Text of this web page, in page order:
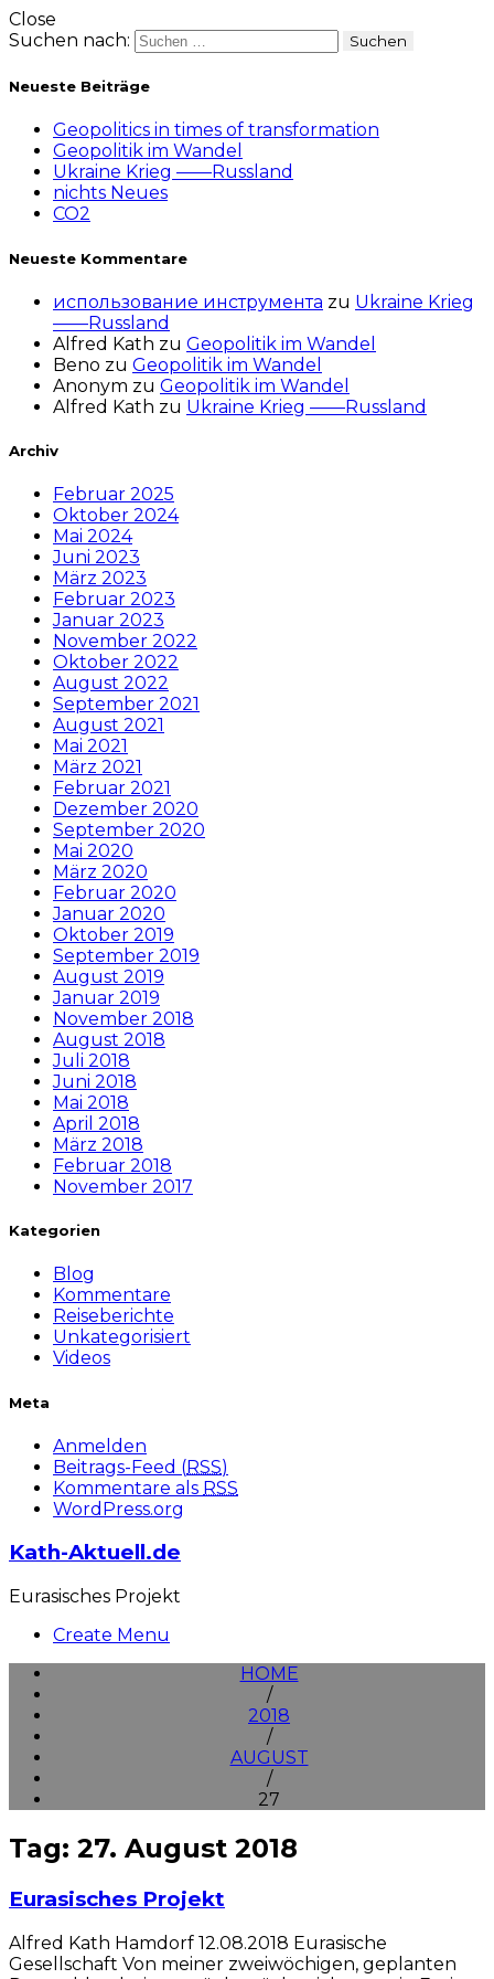
Close
Suchen nach:
Neueste Beiträge
Geopolitics in times of transformation
Geopolitik im Wandel
Ukraine Krieg ——Russland
nichts Neues
CO2
Neueste Kommentare
использование инструмента zu Ukraine Krieg
——Russland
Alfred Kath zu Geopolitik im Wandel
Beno zu Geopolitik im Wandel
Anonym zu Geopolitik im Wandel
Alfred Kath zu Ukraine Krieg ——Russland
Archiv
Februar 2025
Oktober 2024
Mai 2024
Juni 2023
März 2023
Februar 2023
Januar 2023
November 2022
Oktober 2022
August 2022
September 2021
August 2021
Mai 2021
März 2021
Februar 2021
Dezember 2020
September 2020
Mai 2020
März 2020
Februar 2020
Januar 2020
Oktober 2019
September 2019
August 2019
Januar 2019
November 2018
August 2018
Juli 2018
Juni 2018
Mai 2018
April 2018
März 2018
Februar 2018
November 2017
Kategorien
Blog
Kommentare
Reiseberichte
Unkategorisiert
Videos
Meta
Anmelden
Beitrags-Feed (RSS)
Kommentare als RSS
WordPress.org
Kath-Aktuell.de
Eurasisches Projekt
Create Menu
HOME
/
2018
/
AUGUST
/
27
Tag: 27. August 2018
Eurasisches Projekt
Alfred Kath Hamdorf 12.08.2018 Eurasische
Gesellschaft Von meiner zweiwöchigen, geplanten